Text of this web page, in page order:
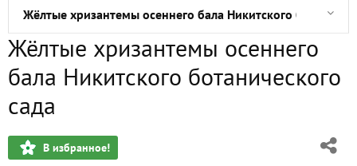
Жёлтые хризантемы осеннего бала Никитского
Зелёные хризантемы осеннего бала Никитского
Белые хризантемы осеннего бала Никитского
Жёлтые хризантемы осеннего
бала Никитского ботанического
сада
В избранное!